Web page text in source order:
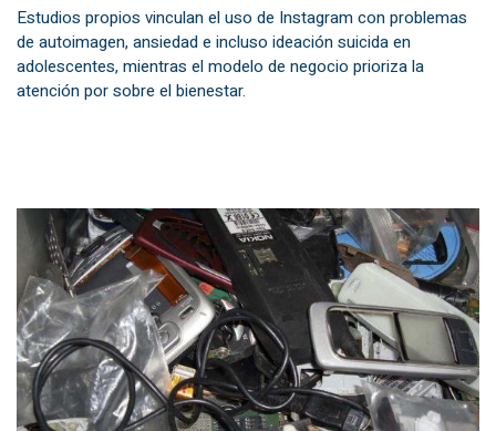
Estudios propios vinculan el uso de Instagram con problemas
de autoimagen, ansiedad e incluso ideación suicida en
adolescentes, mientras el modelo de negocio prioriza la
atención por sobre el bienestar.